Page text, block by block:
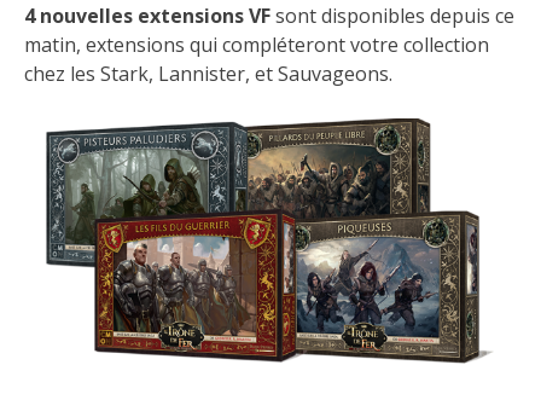
4 nouvelles extensions VFsont disponibles depuis ce
matin, extensions qui compléteront votre collection
chez les Stark, Lannister, et Sauvageons.